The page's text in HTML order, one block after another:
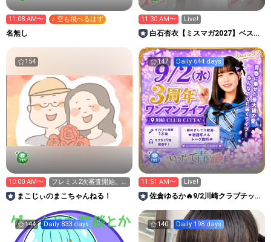
11:08 AM〜 ♪ 空も飛べるはず
名無し
11:30 AM〜 Live!
白石杏衣【ミスマガ2027】ベスト
154
10:00 AM〜
フレミス2次審査開始。
高校野球観ながら。次回
は明日
まこじぃのまこちゃんねる！
147 Daily 644 days
11:51 AM〜 Live!
佐倉ゆるか🔥9/2川崎クラブチッタ
144 Daily 833 days 140 Daily 198 days